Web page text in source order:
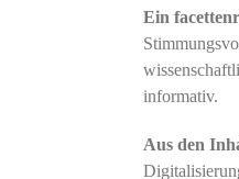
Ein
informativ.
Aus den